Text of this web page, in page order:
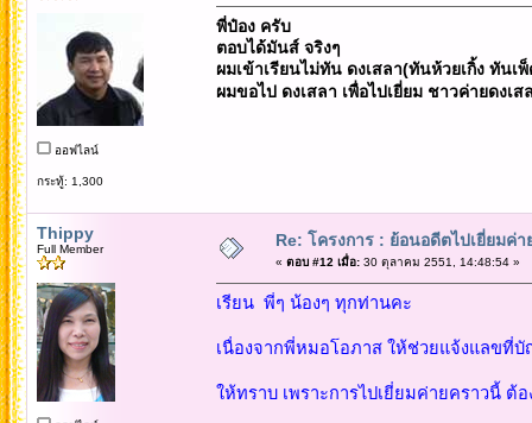
ออฟไลน์
กระทู้: 1,300
พี่ป๋อง ครับ
ตอบได้มันส์ จริงๆ
ผมเข้าเรียนไม่ทัน ดงเสลา(ทันห้วยเกิ้ง ทันเ
ผมขอไป ดงเสลา เพื่อไปเยี่ยม ชาวค่ายดงเ
Thippy
Full Member Re: โครงการ : ย้อนอดีตไปเยี่ยมค่
« ตอบ #12 เมื่อ:30 ตุลาคม 2551, 14:48:54 »
เรียน พี่ๆ น้องๆ ทุกท่านคะ
เนื่องจากพี่หมอโอภาส ให้ช่วยแจ้งแลขที่บั
ให้ทราบ เพราะการไปเยี่ยมค่ายคราวนี้ ต้